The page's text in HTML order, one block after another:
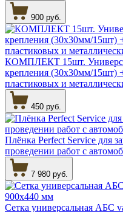
900 руб.
КОМПЛЕКТ 15шт.
крепления (30х30мм/15шт)
пластиковых и
450 руб.
Плёнка Perfect Service для
проведении работ с
7 980 руб.
Сетка универсальная